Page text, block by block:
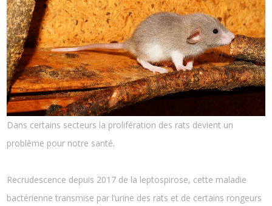
Dans certains secteurs la prolifération des rats devient un
problème pour notre santé.
Recrudescence depuis 2017 de la leptospirose, cette maladie
bactérienne transmise par l’urine des rats et de certains rongeurs